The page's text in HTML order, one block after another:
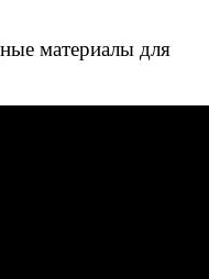
материалы для